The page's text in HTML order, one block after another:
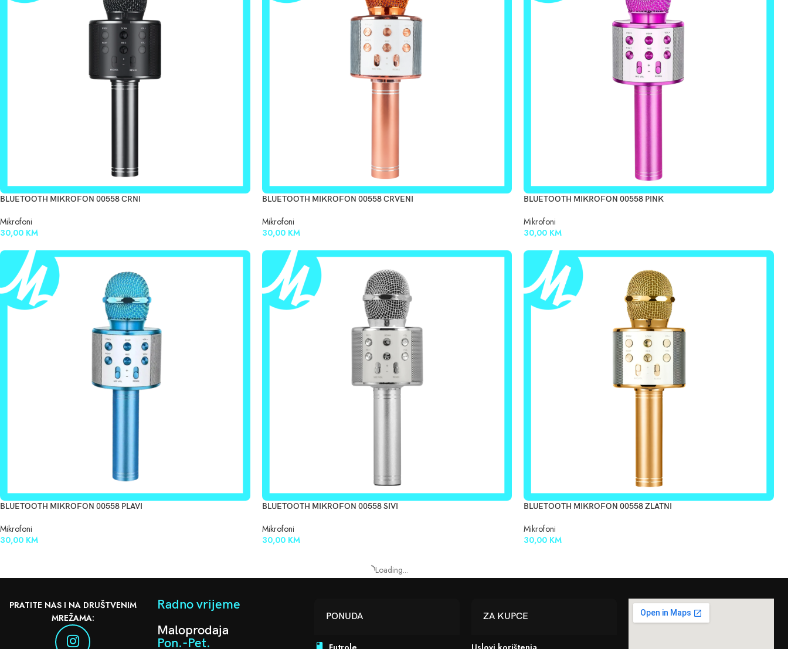
BLUETOOTH MIKROFON 00558 CRNI
Mikrofoni
30,00 KM
BLUETOOTH MIKROFON 00558 CRVENI
Mikrofoni
30,00 KM
BLUETOOTH MIKROFON 00558 PINK
Mikrofoni
30,00 KM
BLUETOOTH MIKROFON 00558 PLAVI
Mikrofoni
30,00 KM
BLUETOOTH MIKROFON 00558 SIVI
Mikrofoni
30,00 KM
BLUETOOTH MIKROFON 00558 ZLATNI
Mikrofoni
30,00 KM
Load more products
PRATITE NAS I NA DRUŠTVENIM
MREŽAMA:
Radno vrijeme
Maloprodaja
Pon.-Pet.
PONUDA
Futrole
ZA KUPCE
Uslovi korištenja